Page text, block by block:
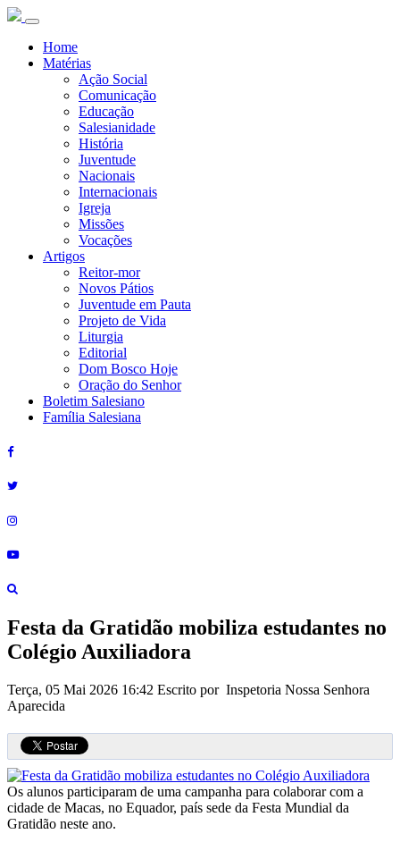
Home
Matérias
Ação Social
Comunicação
Educação
Salesianidade
História
Juventude
Nacionais
Internacionais
Igreja
Missões
Vocações
Artigos
Reitor-mor
Novos Pátios
Juventude em Pauta
Projeto de Vida
Liturgia
Editorial
Dom Bosco Hoje
Oração do Senhor
Boletim Salesiano
Família Salesiana
Festa da Gratidão mobiliza estudantes no
Colégio Auxiliadora
Terça, 05 Mai 2026 16:42 Escrito por Inspetoria Nossa Senhora
Aparecida
Os alunos participaram de uma campanha para colaborar com a
cidade de Macas, no Equador, país sede da Festa Mundial da
Gratidão neste ano.